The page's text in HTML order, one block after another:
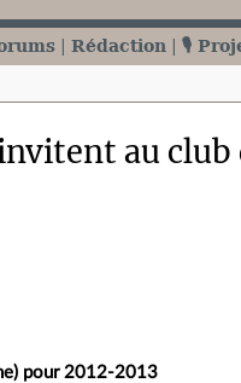
Rédaction 🎙️
au
pour 2012-2013